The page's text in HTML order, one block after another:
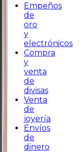
Empeños
de
oro
y
electrónicos
Compra
y
venta
de
divisas
Venta
de
joyería
Envíos
de
dinero